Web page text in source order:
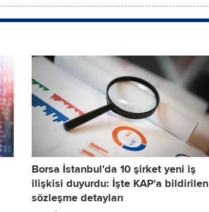
Borsa İstanbul'da 10 şirket yeni iş
ilişkisi duyurdu: İşte KAP'a bildirilen
sözleşme detayları